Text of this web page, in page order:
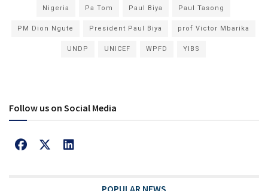
Nigeria Pa Tom Paul Biya Paul Tasong
PM Dion Ngute President Paul Biya prof Victor Mbarika
UNDP UNICEF WPFD YIBS
Follow us on Social Media
POPULAR NEWS